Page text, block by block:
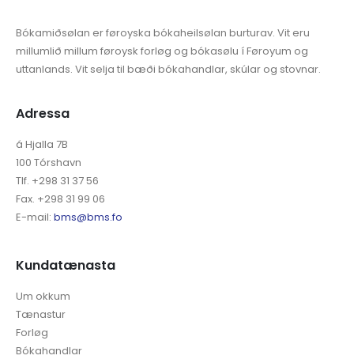
Bókamiðsølan er føroyska bókaheilsølan burturav. Vit eru
millumlið millum føroysk forløg og bókasølu í Føroyum og
uttanlands. Vit selja til bæði bókahandlar, skúlar og stovnar.
Adressa
á Hjalla 7B
100 Tórshavn
Tlf. +298 31 37 56
Fax. +298 31 99 06
E-mail: bms@bms.fo
Kundatænasta
Um okkum
Tænastur
Forløg
Bókahandlar